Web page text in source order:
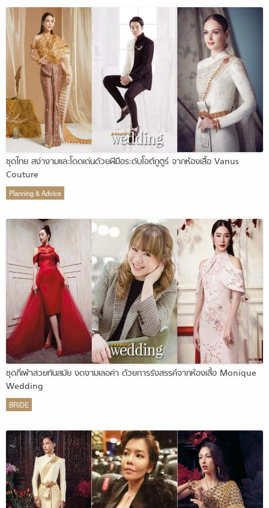
ชุดไทย สง่างามและโดดเด่นด้วยฝีมือระดับโอต์กูตูร์ จากห้องเสื้อ Vanus
Couture
Planning & Advice
ชุดกี่เพ้าสวยทันสมัย งดงามเลอค่า ด้วยการรังสรรค์จากห้องเสื้อ Monique
Wedding
BRIDE